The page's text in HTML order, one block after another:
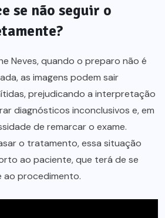
se não seguir o
Neves, quando o preparo não é
as imagens podem sair
prejudicando a interpretação
diagnósticos inconclusivos e, em
de remarcar o exame.
o tratamento, essa situação
ao paciente, que terá de se
ao procedimento.